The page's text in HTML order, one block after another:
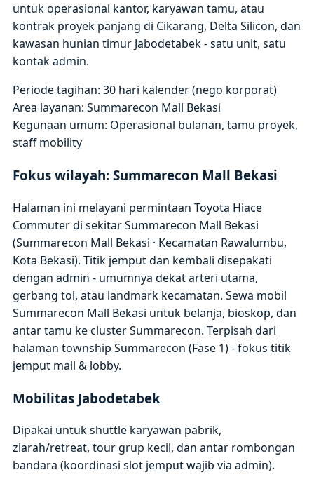
untuk operasional kantor, karyawan tamu, atau
kontrak proyek panjang di Cikarang, Delta Silicon, dan
kawasan hunian timur Jabodetabek - satu unit, satu
kontak admin.
Periode tagihan: 30 hari kalender (nego korporat)
Area layanan: Summarecon Mall Bekasi
Kegunaan umum: Operasional bulanan, tamu proyek,
staff mobility
Fokus wilayah: Summarecon Mall Bekasi
Halaman ini melayani permintaan Toyota Hiace
Commuter di sekitar Summarecon Mall Bekasi
(Summarecon Mall Bekasi · Kecamatan Rawalumbu,
Kota Bekasi). Titik jemput dan kembali disepakati
dengan admin - umumnya dekat arteri utama,
gerbang tol, atau landmark kecamatan. Sewa mobil
Summarecon Mall Bekasi untuk belanja, bioskop, dan
antar tamu ke cluster Summarecon. Terpisah dari
halaman township Summarecon (Fase 1) - fokus titik
jemput mall & lobby.
Mobilitas Jabodetabek
Dipakai untuk shuttle karyawan pabrik,
ziarah/retreat, tour grup kecil, dan antar rombongan
bandara (koordinasi slot jemput wajib via admin).